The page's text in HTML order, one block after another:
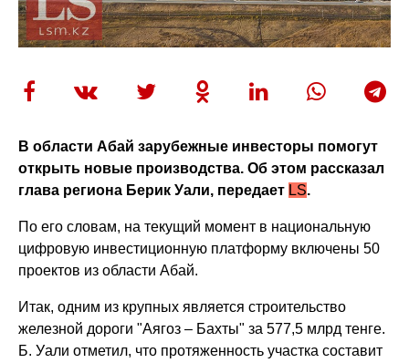
В области Абай зарубежные инвесторы помогут
открыть новые производства. Об этом рассказал
глава региона Берик Уали, передает LS.
По его словам, на текущий момент в национальную
цифровую инвестиционную платформу включены 50
проектов из области Абай.
Итак, одним из крупных является строительство
железной дороги "Аягоз – Бахты" за 577,5 млрд тенге.
Б. Уали отметил, что протяженность участка составит